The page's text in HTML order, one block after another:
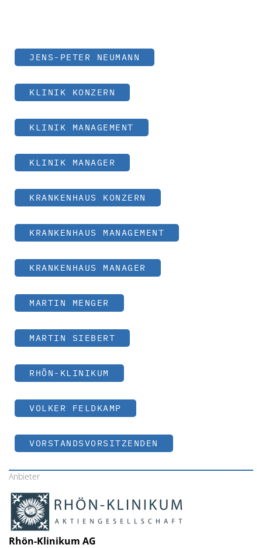
JENS-PETER NEUMANN
KLINIK KONZERN
KLINIK MANAGEMENT
KLINIK MANAGER
KRANKENHAUS KONZERN
KRANKENHAUS MANAGEMENT
KRANKENHAUS MANAGER
MARTIN MENGER
MARTIN SIEBERT
RHÖN-KLINIKUM
VOLKER FELDKAMP
VORSTANDSVORSITZENDEN
Anbieter
Rhön-Klinikum AG